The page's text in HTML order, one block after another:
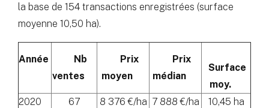
la base de 154 transactions enregistrées (surface
moyenne 10,50 ha).
Année
Nb
ventes
Prix
moyen
Prix
médian
Surface
moy.
2020
67 8 376 €/ha 7 888 €/ha
10,45 ha